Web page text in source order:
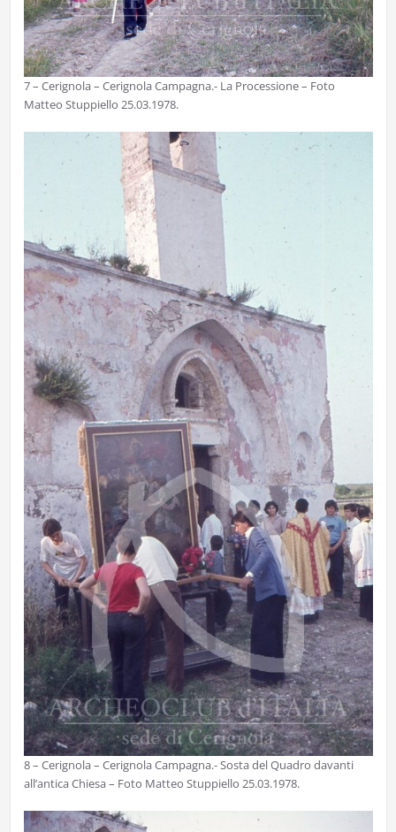
7 – Cerignola – Cerignola Campagna.- La Processione – Foto
Matteo Stuppiello 25.03.1978.
8 – Cerignola – Cerignola Campagna.- Sosta del Quadro davanti
all’antica Chiesa – Foto Matteo Stuppiello 25.03.1978.